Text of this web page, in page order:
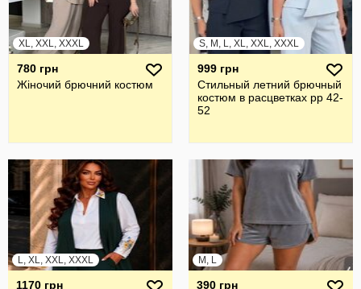
XL, XXL, XXXL
780 грн
Жiночий брючний костюм
S, M, L, XL, XXL, XXXL
999 грн
Стильный летний брючный
костюм в расцветках рр 42-
52
L, XL, XXL, XXXL
1170 грн
M, L
390 грн